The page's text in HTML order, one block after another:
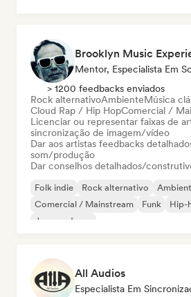
Brooklyn Music
> 1200 feedbacks enviados
Rock alternativoAmbienteMúsica
Cloud Rap / Hip HopComercial /
Licenciar ou representar faixas de
sincronização de imagem/vídeo
Dar aos artistas feedbacks
som/produção
Dar conselhos detalhados/
Folk indie Rock alternativo
Comercial / Mainstream
Funk Hip-
Jazz moderno
All Audios
Especialista Em